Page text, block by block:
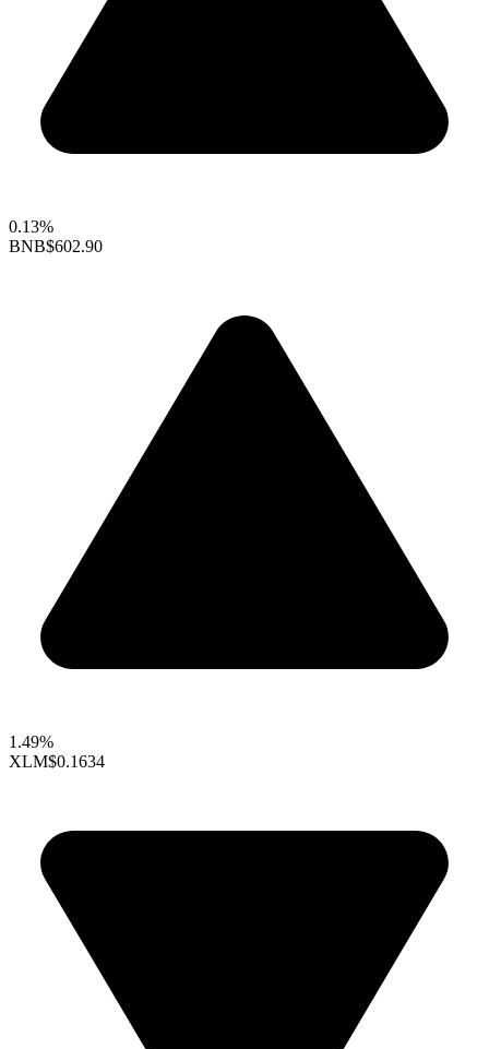
0.13%
BNB$602.90
1.49%
XLM$0.1634